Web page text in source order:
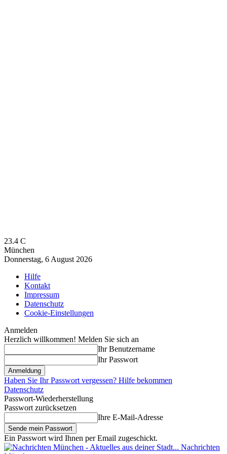
23.4 C
München
Donnerstag, 6 August 2026
Hilfe
Kontakt
Impressum
Datenschutz
Cookie-Einstellungen
Anmelden
Herzlich willkommen! Melden Sie sich an
Ihr Benutzername
Ihr Passwort
Haben Sie Ihr Passwort vergessen? Hilfe bekommen
Datenschutz
Passwort-Wiederherstellung
Passwort zurücksetzen
Ihre E-Mail-Adresse
Ein Passwort wird Ihnen per Email zugeschickt.
Nachrichten